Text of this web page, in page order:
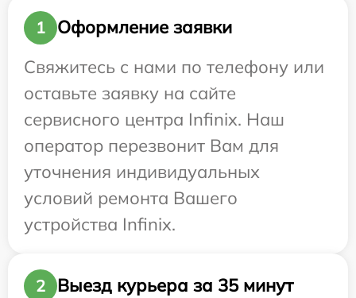
1
Оформление заявки
Свяжитесь с нами по телефону или
оставьте заявку на сайте
сервисного центра Infinix. Наш
оператор перезвонит Вам для
уточнения индивидуальных
условий ремонта Вашего
устройства Infinix.
2
Выезд курьера за 35 минут